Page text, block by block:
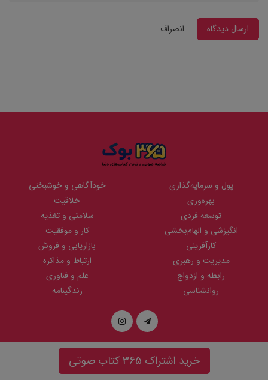
خرید اشتراک 365 کتاب صوتی
ارسال دیدگاه انصراف
پول و سرمایه‌گذاری
خودآگاهی و خوشبختی
بهره‌وری
خلاقیت
توسعه فردی
سلامتی و تغذیه
انگیزشی و الهام‌بخشی
کار و موفقیت
کارآفرینی
بازاریابی و فروش
مدیریت و رهبری
ارتباط و مذاکره
رابطه و ازدواج
علم و فناوری
روانشناسی
زندگینامه
تمامی حقوق مادی و معنوی این وبسایت متعلق بهنوینمی باشد و هر گونه
کپی برداری پیگرد قانونی دارد. | طراحی سایت توسط